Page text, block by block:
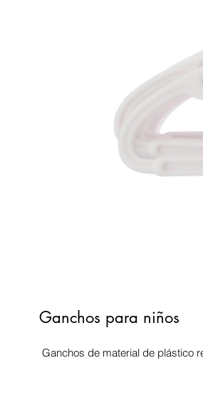
Ganchos para niños
Ganchos de material de plástico